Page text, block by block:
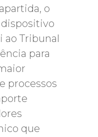
o
ao Tribunal
para
processos
que